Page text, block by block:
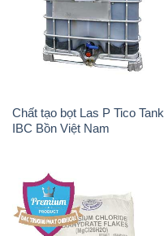
Magie Clorua – MGCL2 Dạng
Vảy Shreeji Magnesia Works